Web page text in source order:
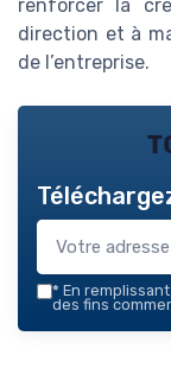
renforcer la
direction et à
de l’entreprise.
* En
des fins